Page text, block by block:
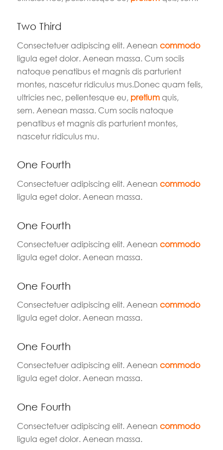
Two Third
Consectetuer adipiscing elit. Aenean commodo
ligula eget dolor. Aenean massa. Cum sociis
natoque penatibus et magnis dis parturient
montes, nascetur ridiculus mus.Donec quam felis,
ultricies nec, pellentesque eu, pretiumquis,
sem. Aenean massa. Cum sociis natoque
penatibus et magnis dis parturient montes,
nascetur ridiculus mu.
One Fourth
Consectetuer adipiscing elit. Aenean commodo
ligula eget dolor. Aenean massa.
One Fourth
Consectetuer adipiscing elit. Aenean commodo
ligula eget dolor. Aenean massa.
One Fourth
Consectetuer adipiscing elit. Aenean commodo
ligula eget dolor. Aenean massa.
One Fourth
Consectetuer adipiscing elit. Aenean commodo
ligula eget dolor. Aenean massa.
One Fourth
Consectetuer adipiscing elit. Aenean commodo
ligula eget dolor. Aenean massa.